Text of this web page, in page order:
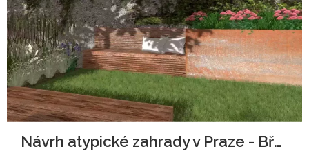
Návrh atypické zahrady v Praze - Břevnov